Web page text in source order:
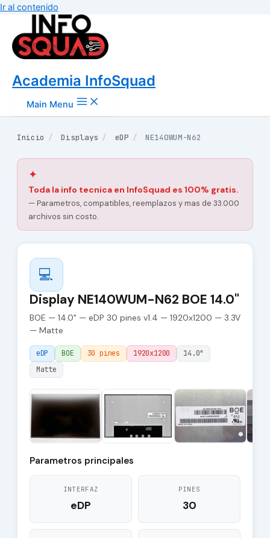
Ir al contenido
Academia InfoSquad
Main Menu
Inicio / Displays / eDP / NE140WUM-N62
✦
Toda la info tecnica en InfoSquad es 100% gratis.
— Parametros, compatibles, reemplazos y mas de 33.000
archivos sin costo.
💻
Display NE140WUM-N62 BOE 14.0"
BOE — 14.0" — eDP 30 pines v1.4 — 1920x1200 — 3.3V
— Matte
eDP BOE 30 pines 1920x1200
14.0"
Matte
Parametros principales
INTERFAZ
eDP
PINES
30